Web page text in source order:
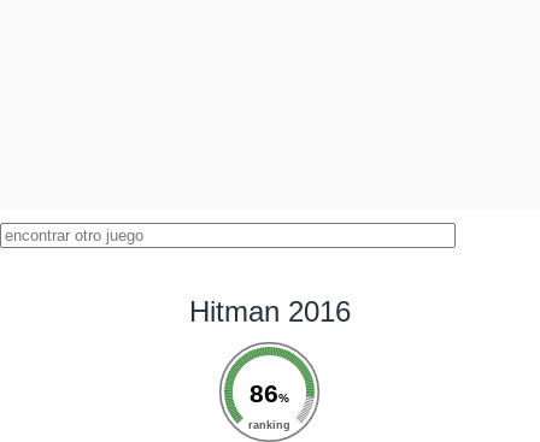
Hitman 2016
86%
ranking